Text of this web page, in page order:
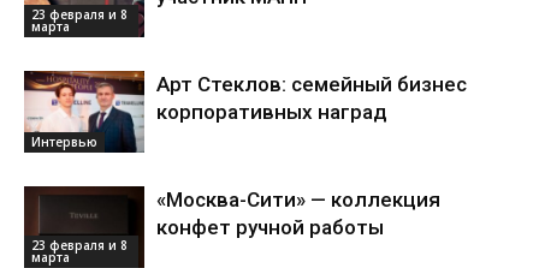
23 февраля и 8
марта
Интервью
Арт Стеклов: семейный бизнес
корпоративных наград
23 февраля и 8
марта
«Москва-Сити» — коллекция
конфет ручной работы